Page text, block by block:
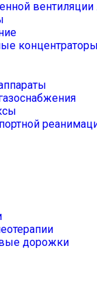
вентиляции
дорожки